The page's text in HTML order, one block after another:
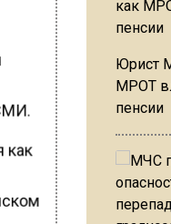
как
Юрист
МРОТ
пенсии